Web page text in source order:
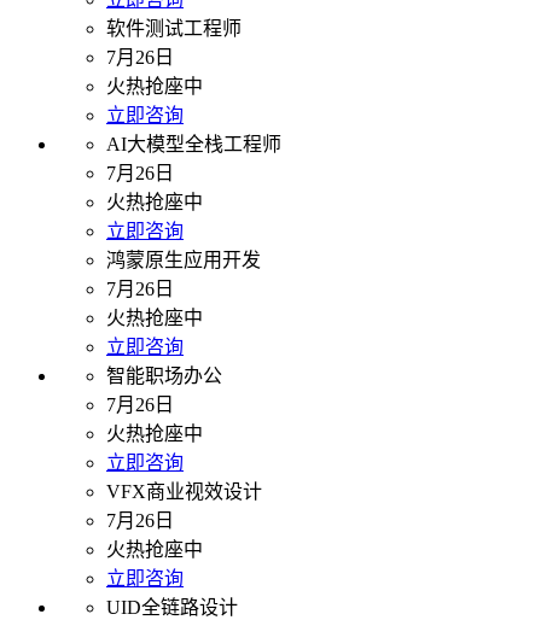
软件测试工程师
7月26日
火热抢座中
立即咨询
AI大模型全栈工程师
7月26日
火热抢座中
立即咨询
鸿蒙原生应用开发
7月26日
火热抢座中
立即咨询
智能职场办公
7月26日
火热抢座中
立即咨询
VFX商业视效设计
7月26日
火热抢座中
立即咨询
UID全链路设计